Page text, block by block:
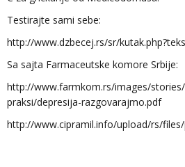
Testirajte sami sebe:
http://www.dzbecej.rs/sr/
Sa sajta Farmaceutske komore Srbije:
http://www.farmkom.rs/images/
praksi/depresija-razgovarajmo.pdf
http://www.cipramil.info/upload/rs/